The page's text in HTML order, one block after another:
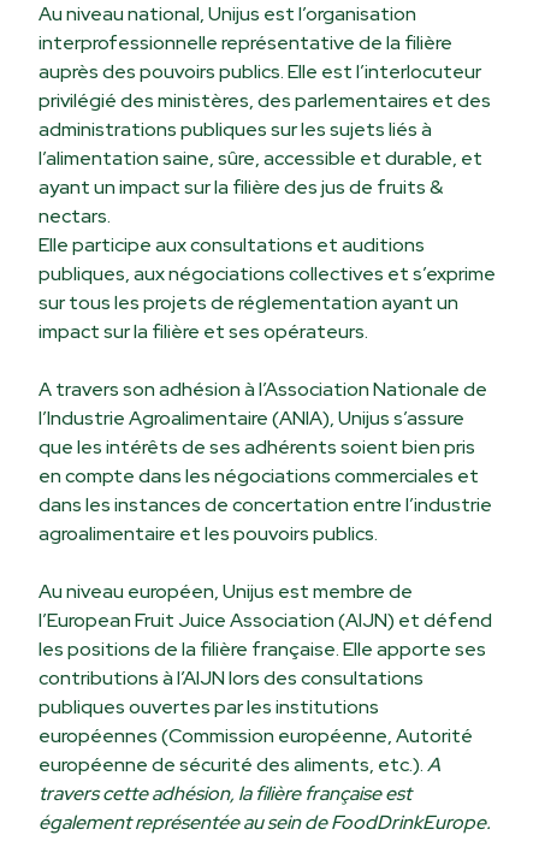
Au niveau national, Unijus est l’organisation
interprofessionnelle représentative de la filière
auprès des pouvoirs publics. Elle est l’interlocuteur
privilégié des ministères, des parlementaires et des
administrations publiques sur les sujets liés à
l’alimentation saine, sûre, accessible et durable, et
ayant un impact sur la filière des jus de fruits &
nectars.
Elle participe aux consultations et auditions
publiques, aux négociations collectives et s’exprime
sur tous les projets de réglementation ayant un
impact sur la filière et ses opérateurs.
A travers son adhésion à l’Association Nationale de
l’Industrie Agroalimentaire (ANIA), Unijus s’assure
que les intérêts de ses adhérents soient bien pris
en compte dans les négociations commerciales et
dans les instances de concertation entre l’industrie
agroalimentaire et les pouvoirs publics.
Au niveau européen, Unijus est membre de
l’European Fruit Juice Association (AIJN) et défend
les positions de la filière française. Elle apporte ses
contributions à l’AIJN lors des consultations
publiques ouvertes par les institutions
européennes (Commission européenne, Autorité
européenne de sécurité des aliments, etc.).A
travers cette adhésion, la filière française est
également représentée au sein de FoodDrinkEurope.